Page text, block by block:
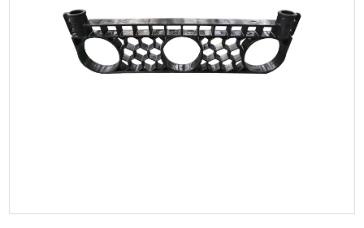
Parametreler:
DEVAMINI OKU